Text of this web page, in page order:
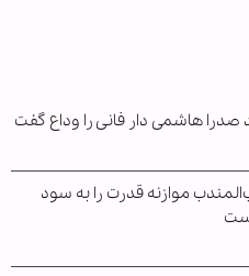
هاشمی دار فانی را وداع گفت
موازنه قدرت را به سود